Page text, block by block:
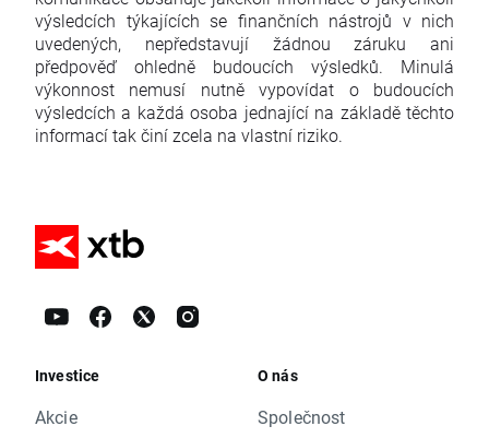
výsledcích týkajících se finančních nástrojů v nich
uvedených, nepředstavují žádnou záruku ani
předpověď ohledně budoucích výsledků. Minulá
výkonnost nemusí nutně vypovídat o budoucích
výsledcích a každá osoba jednající na základě těchto
informací tak činí zcela na vlastní riziko.
Investice
Akcie
O nás
Společnost